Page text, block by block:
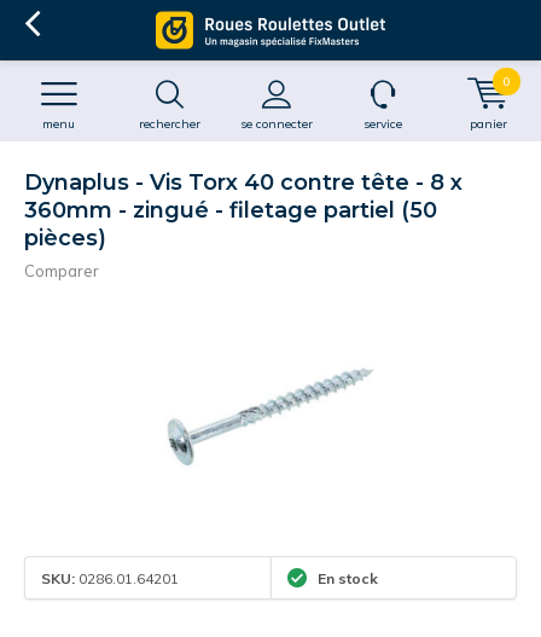
rechercher se connecter
menu service panier
0
Dynaplus - Vis Torx 40 contre tête - 8 x
360mm - zingué - filetage partiel (50
pièces)
Comparer
SKU: 0286.01.64201 En stock